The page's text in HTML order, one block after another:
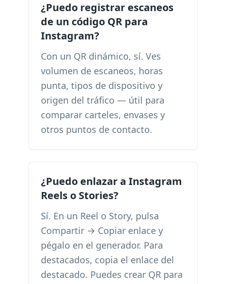
¿Puedo registrar escaneos
de un código QR para
Instagram?
Con un QR dinámico, sí. Ves
volumen de escaneos, horas
punta, tipos de dispositivo y
origen del tráfico — útil para
comparar carteles, envases y
otros puntos de contacto.
¿Puedo enlazar a Instagram
Reels o Stories?
Sí. En un Reel o Story, pulsa
Compartir → Copiar enlace y
pégalo en el generador. Para
destacados, copia el enlace del
destacado. Puedes crear QR para